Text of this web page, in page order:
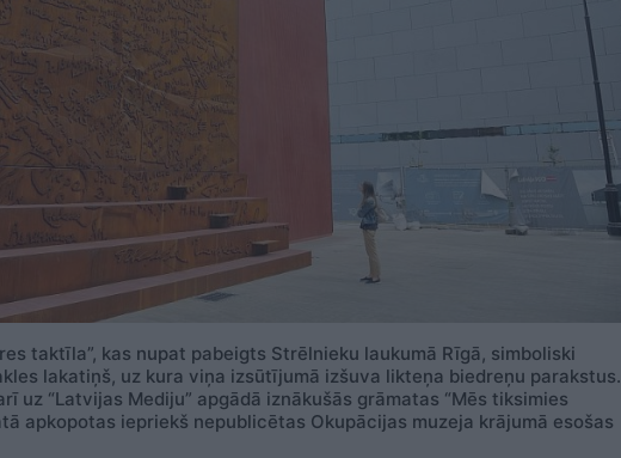
taktīla”, kas nupat pabeigts Strēlnieku laukumā Rīgā, simboliski
lakatiņš, uz kura viņa izsūtījumā izšuva likteņa biedreņu parakstus.
uz “Latvijas Mediju” apgādā iznākušās grāmatas “Mēs tiksimies
apkopotas iepriekš nepublicētas Okupācijas muzeja krājumā esošas